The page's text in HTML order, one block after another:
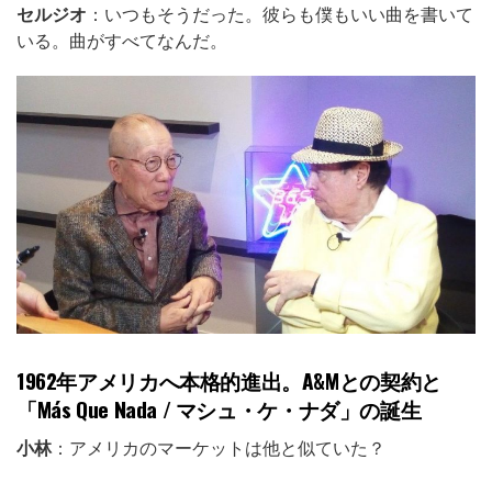
セルジオ ：いつもそうだった。彼らも僕もいい曲を書いて
いる。曲がすべてなんだ。
1962年アメリカへ本格的進出。A&Mとの契約と
「Más Que Nada / マシュ・ケ・ナダ」の誕生
小林：アメリカのマーケットは他と似ていた？